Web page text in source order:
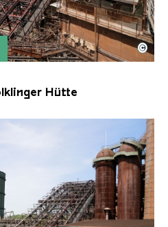
Völklinger Hütte mit
Völklinger Hütte | Karl
©
Hütte